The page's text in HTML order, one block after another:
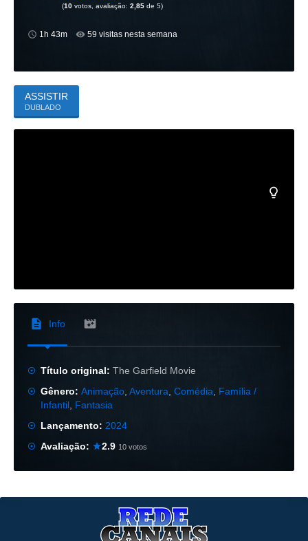
(10 votos, avaliação: 2,85 de 5)
1h 43m 59 visitas nesta semana
ASSISTIR
DUBLADO
Info
Título original:The Garfield Movie
Gênero:Animação ,Aventura ,Comédia
Família /
Infantil Fantasia
Lançamento: 2024
Avaliação:
2.9 10 votos